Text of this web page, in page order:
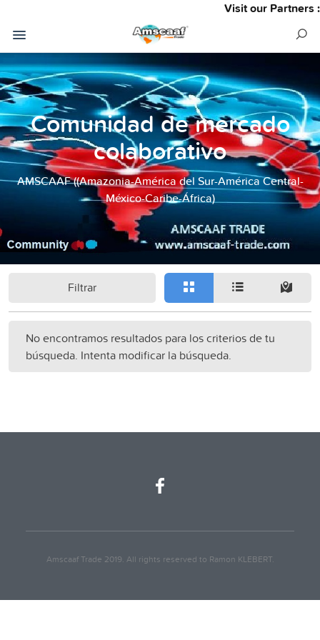
Visit our Partners :
Comunidad de mercado
colaborativo
AMSCAAF ((Amazonia-América del Sur-América Central-
México-Caribe-África)
Filtrar
No encontramos resultados para los criterios de tu
búsqueda. Intenta modificar la búsqueda.
Amscaaf Trade 2019. All rights reserved to Ramon KLEBERT.